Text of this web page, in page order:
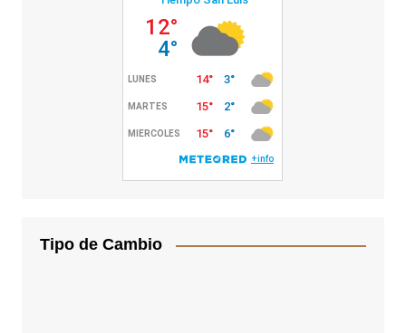
Tipo de Cambio